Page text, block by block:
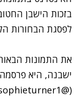
בזכות הישבן
לפסגת הבחורות
ישבנה, היא
(@